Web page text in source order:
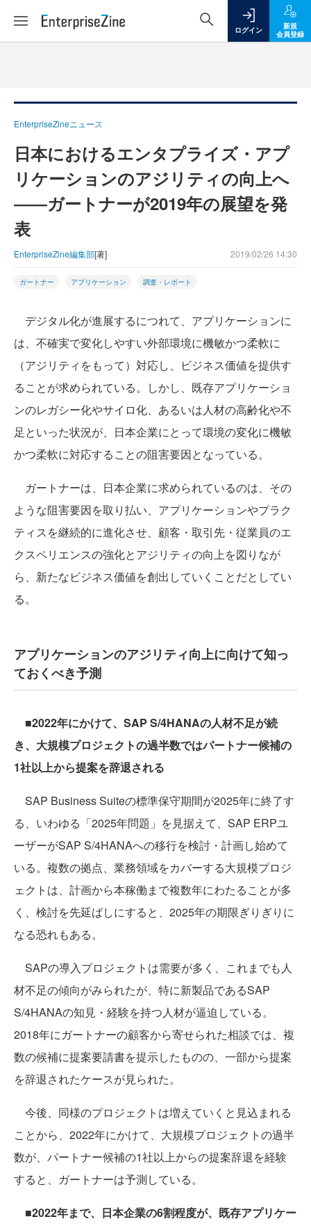
ログイン
新規
会員登録
EnterpriseZineニュース
日本におけるエンタプライズ・アプ
リケーションのアジリティの向上へ
――ガートナーが2019年の展望を発
表
EnterpriseZine編集部[著] 2019/02/26 14:30
ガートナー アプリケーション 調査・レポート
デジタル化が進展するにつれて、アプリケーションに
は、不確実で変化しやすい外部環境に機敏かつ柔軟に
（アジリティをもって）対応し、ビジネス価値を提供す
ることが求められている。しかし、既存アプリケーショ
ンのレガシー化やサイロ化、あるいは人材の高齢化や不
足といった状況が、日本企業にとって環境の変化に機敏
かつ柔軟に対応することの阻害要因となっている。
ガートナーは、日本企業に求められているのは、その
ような阻害要因を取り払い、アプリケーションやプラク
ティスを継続的に進化させ、顧客・取引先・従業員のエ
クスペリエンスの強化とアジリティの向上を図りなが
ら、新たなビジネス価値を創出していくことだとしてい
る。
アプリケーションのアジリティ向上に向けて知っ
ておくべき予測
■2022年にかけて、SAP S/4HANAの人材不足が続
き、大規模プロジェクトの過半数ではパートナー候補の
1社以上から提案を辞退される
SAP Business Suiteの標準保守期間が2025年に終了す
る、いわゆる「2025年問題」を見据えて、SAP ERPユ
ーザーがSAP S/4HANAへの移行を検討・計画し始めて
いる。複数の拠点、業務領域をカバーする大規模プロジ
ェクトは、計画から本稼働まで複数年にわたることが多
く、検討を先延ばしにすると、2025年の期限ぎりぎりに
なる恐れもある。
SAPの導入プロジェクトは需要が多く、これまでも人
材不足の傾向がみられたが、特に新製品であるSAP
S/4HANAの知見・経験を持つ人材が逼迫している。
2018年にガートナーの顧客から寄せられた相談では、複
数の候補に提案要請書を提示したものの、一部から提案
を辞退されたケースが見られた。
今後、同様のプロジェクトは増えていくと見込まれる
ことから、2022年にかけて、大規模プロジェクトの過半
数が、パートナー候補の1社以上からの提案辞退を経験
すると、ガートナーは予測している。
■2022年まで、日本企業の6割程度が、既存アプリケー